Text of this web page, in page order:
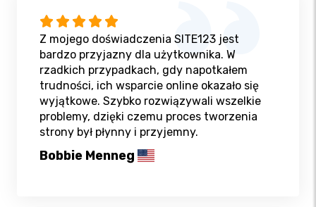
Z mojego doświadczenia SITE123 jest
bardzo przyjazny dla użytkownika. W
rzadkich przypadkach, gdy napotkałem
trudności, ich wsparcie online okazało się
wyjątkowe. Szybko rozwiązywali wszelkie
problemy, dzięki czemu proces tworzenia
strony był płynny i przyjemny.
Bobbie Menneg